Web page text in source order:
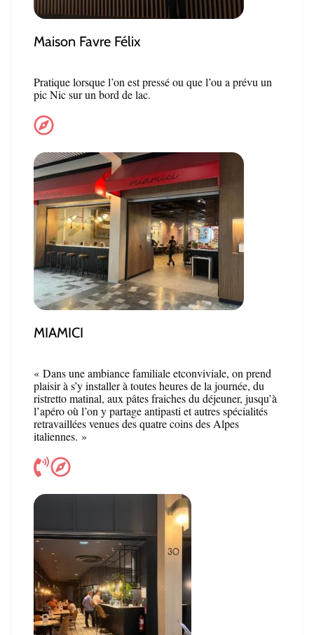
Maison Favre Félix
Pratique lorsque l’on est pressé ou que l’ou a prévu un
pic Nic sur un bord de lac.
MIAMICI
« Dans une ambiance familiale etconviviale, on prend
plaisir à s’y installer à toutes heures de la journée, du
ristretto matinal, aux pâtes fraiches du déjeuner, jusqu’à
l’apéro où l’on y partage antipasti et autres spécialités
retravaillées venues des quatre coins des Alpes
italiennes. »